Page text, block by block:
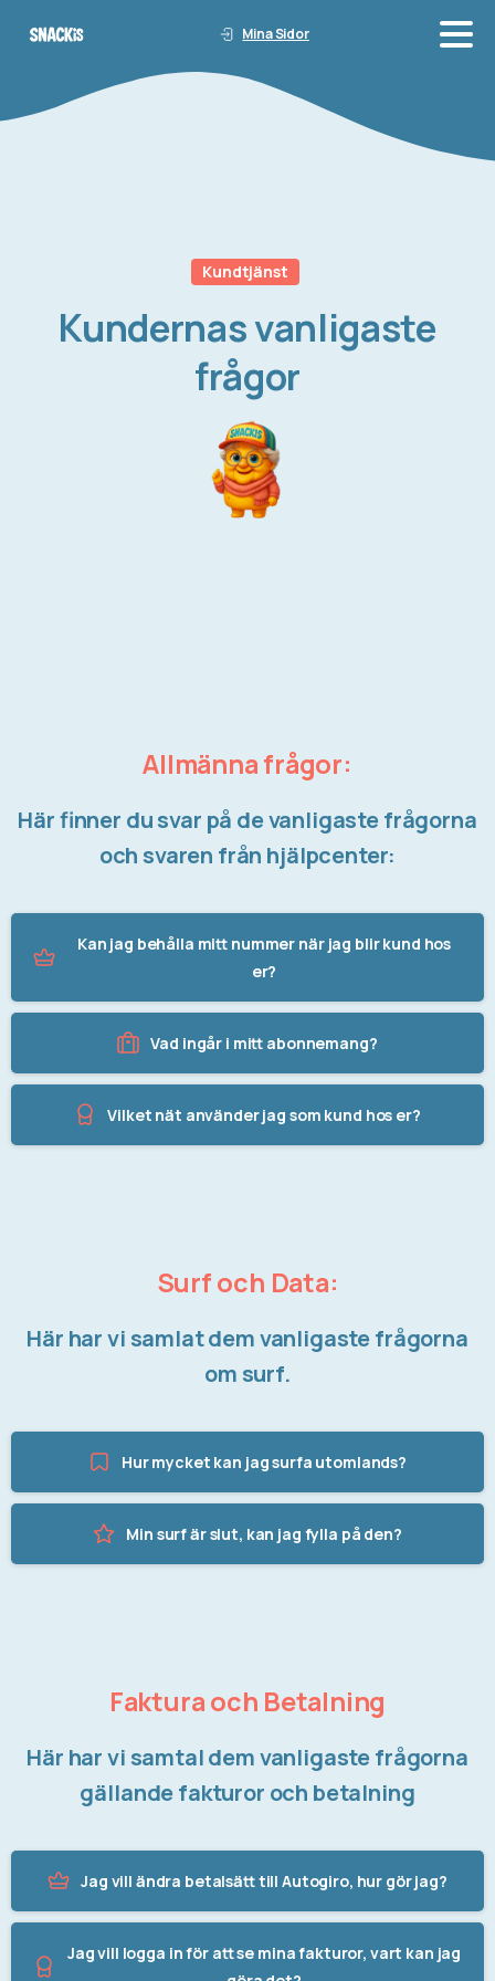
Mina Sidor
Kundtjänst
Kundernasvanligaste
frågor
Allmänna frågor:
Här finner du svar på de vanligaste frågorna
och svaren från hjälpcenter:
Kan jag behålla mitt nummer när jag blir kund hos
er?
Vad ingår i mitt abonnemang?
Vilket nät använder jag som kund hos er?
Surf och Data:
Här har vi samlat dem vanligaste frågorna
om surf.
Hur mycket kan jag surfa utomlands?
Min surf är slut, kan jag fylla på den?
Faktura och Betalning
Här har vi samtal dem vanligaste frågorna
gällande fakturor och betalning
Jag vill ändra betalsätt till Autogiro, hur gör jag?
Jag vill logga in för att se mina fakturor, vart kan jag